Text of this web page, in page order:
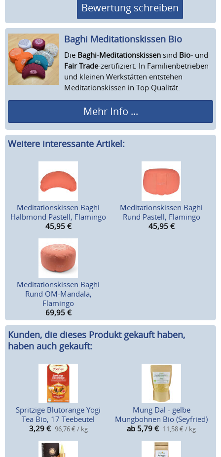
Bewertung schreiben
Baghi Meditations­kissen Bio
Die Baghi-Meditationskissen sind Bio- und
Fair Trade-zertifiziert. In Familienbetrieben
und kleinen Werkstätten entstehen
Meditationskissen in Top Qualität.
Mehr Info ...
Weitere interessante Artikel:
Meditationskissen Baghi
Halbmond Pastell, Flamingo
45,95 €
Meditationskissen Baghi
Rund Pastell, Flamingo
45,95 €
Meditationskissen Baghi
Rund OM-Mandala,
Flamingo
69,95 €
Kunden, die dieses Produkt gekauft haben,
haben auch gekauft:
Spritzige Blutorange Yogi
Tea Bio, 17 Teebeutel
3,29 € 96,76 € / kg
Mung Dal - gelbe
Mungbohnen Bio (Seyfried)
ab 5,79 € 11,58 € / kg